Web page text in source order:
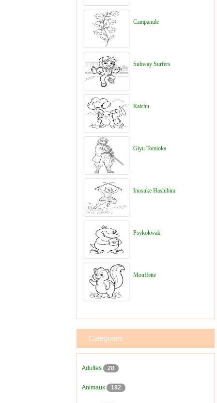
Campanule
Subway Surfers
Raichu
Giyu Tomioka
Inosuke Hashibira
Psykokwak
Mouffette
Catégories
Adultes 28
Animaux 182